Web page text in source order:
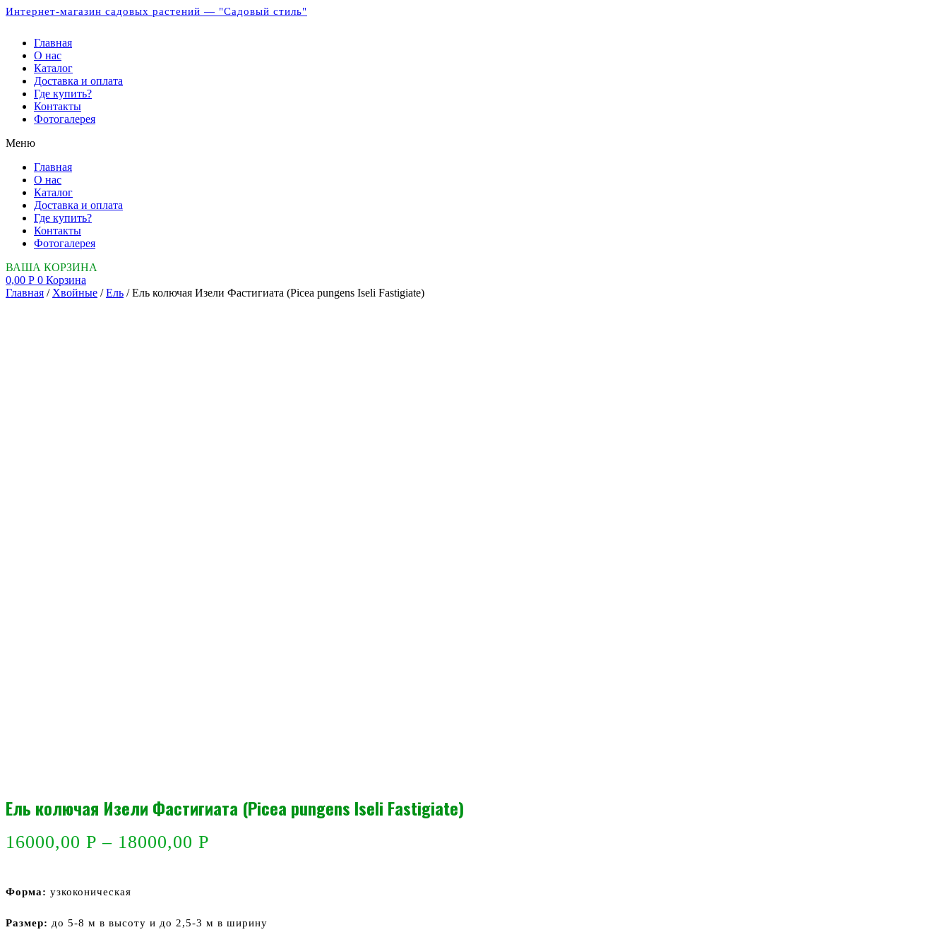
Интернет-магазин садовых растений — "Садовый стиль"
Главная
О нас
Каталог
Доставка и оплата
Где купить?
Контакты
Фотогалерея
Меню
Главная
О нас
Каталог
Доставка и оплата
Где купить?
Контакты
Фотогалерея
ВАША КОРЗИНА
0,00 Р 0 Корзина
Главная / Хвойные /Ель / Ель колючая Изели Фастигиата (Picea pungens Iseli Fastigiate)
Ель колючая Изели Фастигиата (Picea pungens Iseli Fastigiate)
16000,00 Р – 18000,00 Р
Форма: узкоконическая
Размер: до 5-8 м в высоту и до 2,5-3 м в ширину